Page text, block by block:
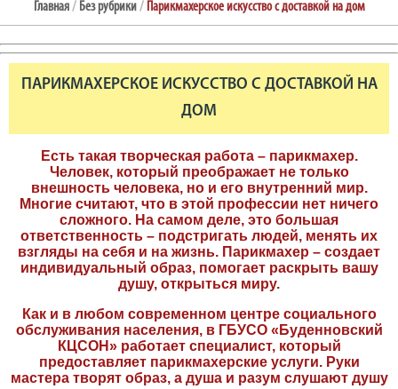
Главная / Без рубрики / Парикмахерское искусство с доставкой на дом
ПАРИКМАХЕРСКОЕ ИСКУССТВО С ДОСТАВКОЙ НА
ДОМ
Есть такая творческая работа – парикмахер.
Человек, который преображает не только
внешность человека, но и его внутренний мир.
Многие считают, что в этой профессии нет ничего
сложного. На самом деле, это большая
ответственность – подстригать людей, менять их
взгляды на себя и на жизнь. Парикмахер – создает
индивидуальный образ, помогает раскрыть вашу
душу, открыться миру.
Как и в любом современном центре социального
обслуживания населения, в ГБУСО «Буденновский
КЦСОН» работает специалист, который
предоставляет парикмахерские услуги. Руки
мастера творят образ, а душа и разум слушают душу